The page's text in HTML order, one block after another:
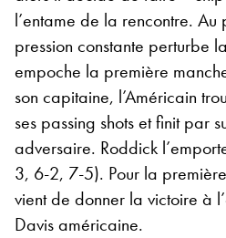
l’entame de la rencontre. Au
pression constante perturbe
empoche la première
son capitaine, l’Américain
ses passing shots et finit par
adversaire. Roddick
3, 6-2, 7-5). Pour la
vient de donner la victoire à
Davis américaine.